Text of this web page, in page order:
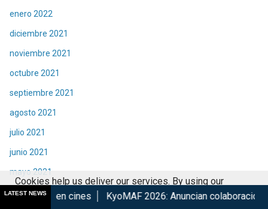
enero 2022
diciembre 2021
noviembre 2021
octubre 2021
septiembre 2021
agosto 2021
julio 2021
junio 2021
mayo 2021
abril 2021
LATEST NEWSKyoMAF 2026: Anuncian colaboraciones y actividades
Cookies help us deliver our services. By using our
services, you agree to our use of cookies.
Got it